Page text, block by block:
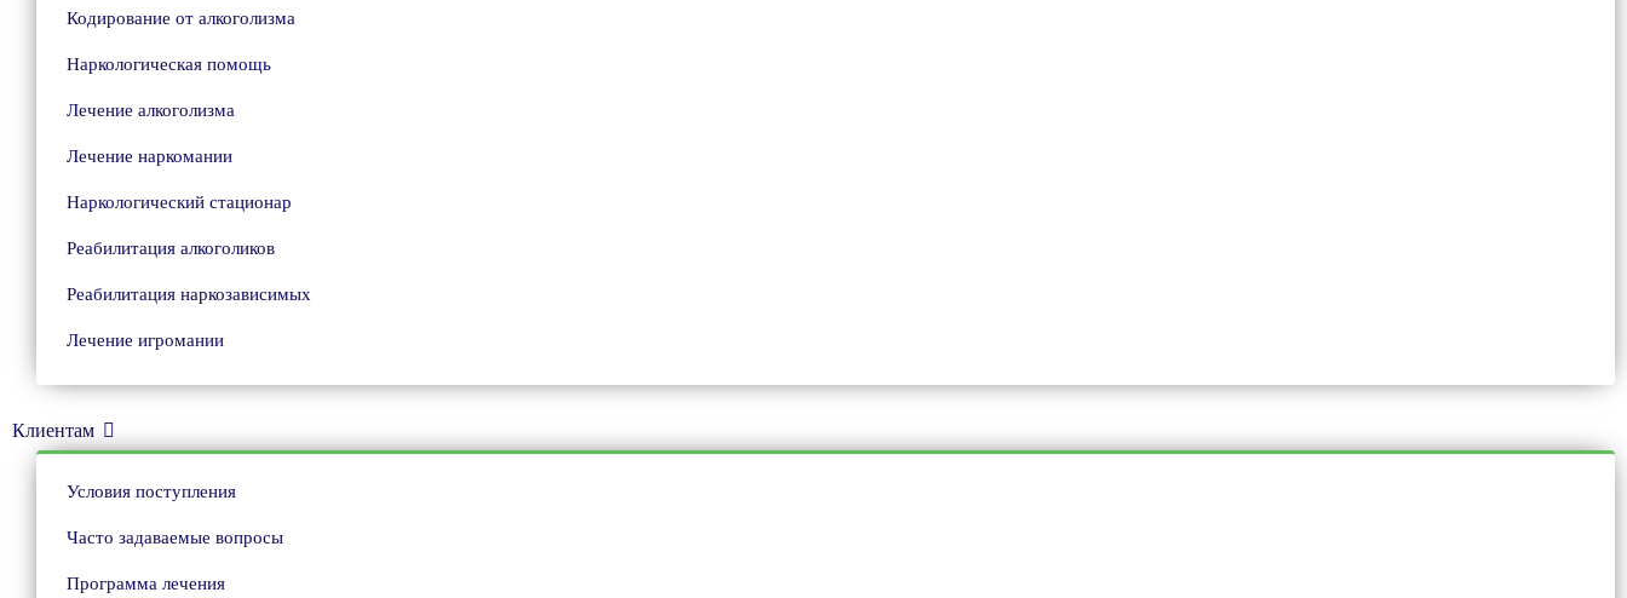
Кодирование от алкоголизма
Наркологическая помощь
Лечение алкоголизма
Лечение наркомании
Наркологический стационар
Реабилитация алкоголиков
Реабилитация наркозависимых
Лечение игромании
Клиентам
Условия поступления
Часто задаваемые вопросы
Программа лечения